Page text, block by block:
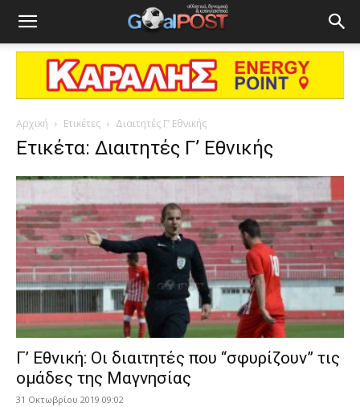
Αρχική Ετικέτες Διαιτητές Γ’ Εθνικής
Ετικέτα: Διαιτητές Γ’ Εθνικής
Γ’ Εθνική: Οι διαιτητές που “σφυρίζουν” τις
ομάδες της Μαγνησίας
31 Οκτωβρίου 2019 09:02